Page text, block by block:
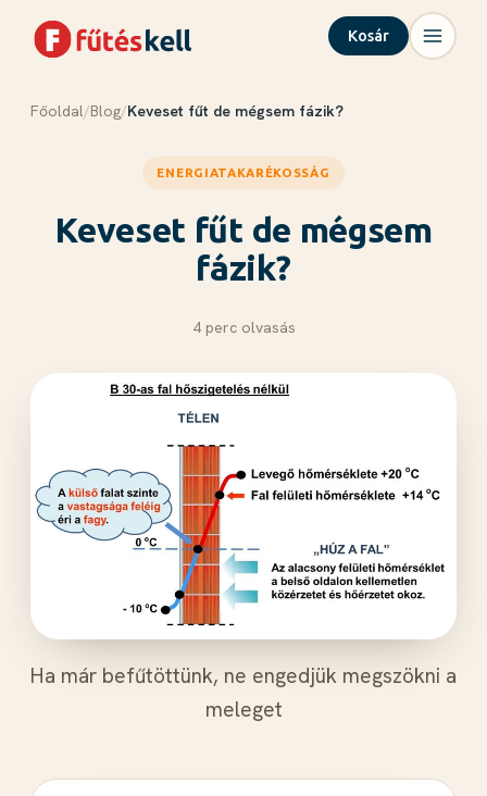
Kosár
Menü
Rólunk
Kosár megnyitása →
Kosár
Főoldal/Blog/Keveset fűt de mégsem fázik?
ENERGIATAKARÉKOSSÁG
Keveset fűt de mégsem
fázik?
4 perc olvasás
Ha már befűtöttünk, ne engedjük megszökni a
meleget